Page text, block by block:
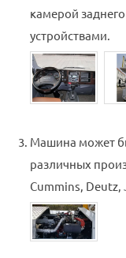
камерой
устройствами.
Машина может
различных
Cummins, Deutz,